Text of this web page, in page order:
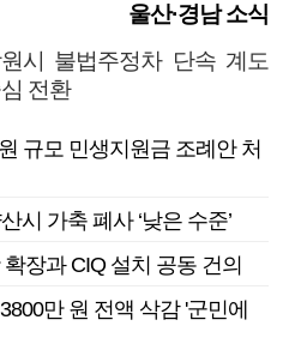
울산·경남 소식
시 불법주정차 단속 계도
전환
규모 민생지원금 조례안 처
시 가축 폐사 ‘낮은 수준’
장과 CIQ 설치 공동 건의
만 원 전액 삭감 '군민에